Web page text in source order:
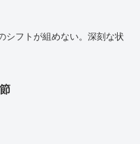
シフトが組めない。深刻な状